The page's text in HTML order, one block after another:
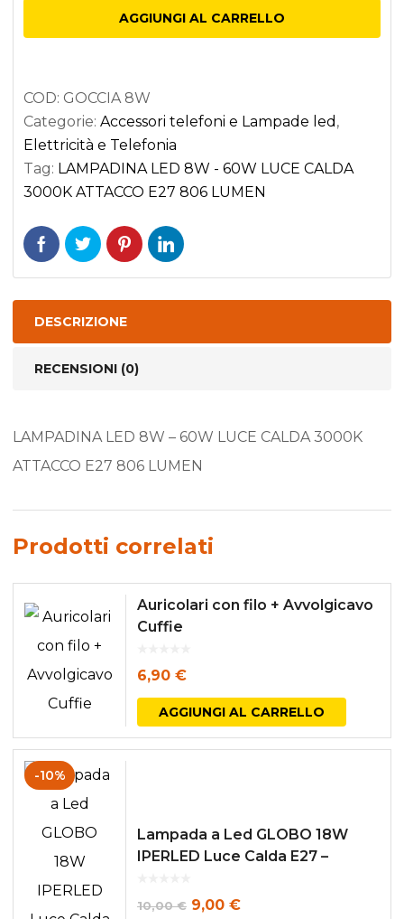
-
3000K
ATTACCO
E27
LUMEN
quantità
AGGIUNGI AL CARRELLO
COD: GOCCIA 8W
Categorie: Accessori telefoni e Lampade led ,
Elettricità e Telefonia
Tag: LAMPADINA LED 8W - 60W LUCE CALDA
3000K ATTACCO E27 806 LUMEN
DESCRIZIONE
RECENSIONI (0)
LAMPADINA LED 8W – 60W LUCE CALDA 3000K
ATTACCO E27 806 LUMEN
Prodotti correlati
Auricolari con filo + Avvolgicavo
Cuffie
6,90 €
AGGIUNGI AL CARRELLO
-10%
Lampada a Led GLOBO 18W
IPERLED Luce Calda E27 –
10,00€ Il
9,00 €Il